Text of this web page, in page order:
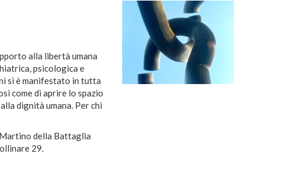
alla libertà umana
psicologica e
si è manifestato in tutta
come di aprire lo spazio
dignità umana. Per chi
della Battaglia
29.